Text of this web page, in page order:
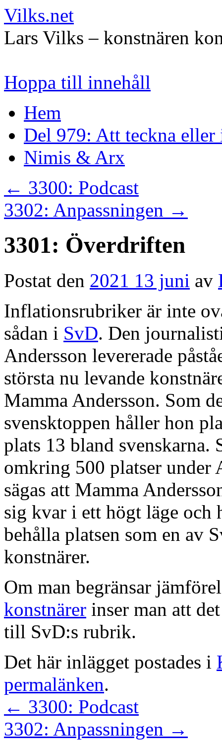
Vilks.net
Lars Vilks – konstnären
Hoppa till innehåll
Hem
Del 979: Att teckna eller
Nimis & Arx
← 3300: Podcast
3302: Anpassningen →
3301: Överdriften
Postat den 2021 13 juni av
Inflationsrubriker är inte
sådan i SvD. Den
Andersson levererade
största nu levande
Mamma Andersson. Som
svensktoppen håller hon
plats 13 bland svenskarna.
omkring 500 platser under
sägas att Mamma
sig kvar i ett högt läge och
behålla platsen som en av
konstnärer.
Om man begränsar
konstnärer inser man att
till SvD:s rubrik.
Det här inlägget postades i
permalänken.
← 3300: Podcast
3302: Anpassningen →